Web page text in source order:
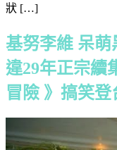
狀 […]
基努李維 呆
違29年正宗續
冒險 》搞笑登